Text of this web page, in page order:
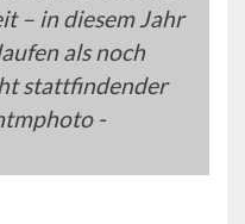
– in diesem Jahr
als noch
stattfindender
-